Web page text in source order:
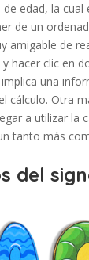
de edad, la
de un
amigable de
hacer clic en
una
cálculo. Otra
a utilizar la
tanto más
del